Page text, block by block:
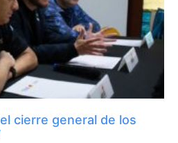
cierre general de los